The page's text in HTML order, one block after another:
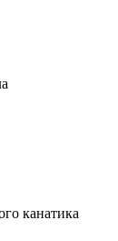
канатика